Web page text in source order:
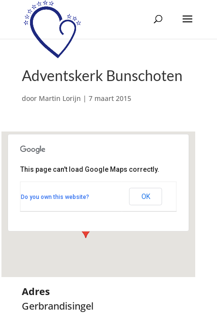
Adventskerk Bunschoten
door Martin Lorijn | 7 maart 2015
Adventskerk Bunschoten
Gerbrandisingel - Bunschoten
This page can't load Google Maps correctly.
Do you own this website? OK
Adres
Gerbrandisingel